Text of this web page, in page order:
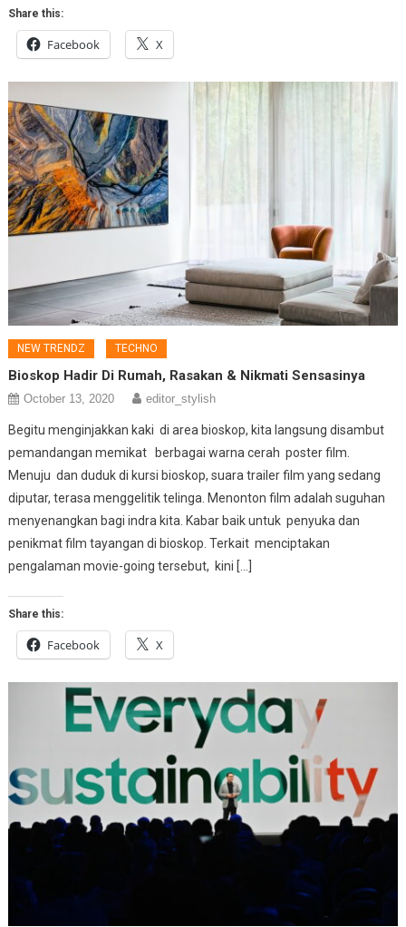
Share this:
Facebook X
NEW TRENDZ TECHNO
Bioskop Hadir Di Rumah, Rasakan & Nikmati Sensasinya
October 13, 2020 editor_stylish
Begitu menginjakkan kaki di area bioskop, kita langsung disambut
pemandangan memikat berbagai warna cerah poster film.
Menuju dan duduk di kursi bioskop, suara trailer film yang sedang
diputar, terasa menggelitik telinga. Menonton film adalah suguhan
menyenangkan bagi indra kita. Kabar baik untuk penyuka dan
penikmat film tayangan di bioskop. Terkait menciptakan
pengalaman movie-going tersebut, kini […]
Share this:
Facebook X